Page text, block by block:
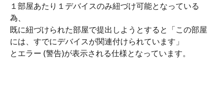
１部屋あたり１デバイスのみ紐づけ可能となっている
為、
既に紐づけられた部屋で提出しようとすると「この部屋
には、すでにデバイスが関連付けられています」
とエラー (警告)が表示される仕様となっています。